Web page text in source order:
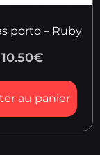
porto – Ruby
10.50€
au panier